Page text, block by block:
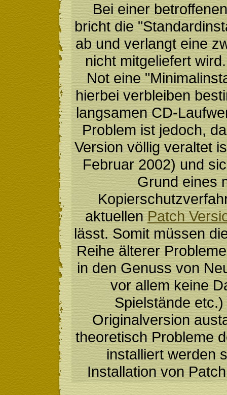
Bei einer
bricht die
ab und verlangt eine
nicht mitgeliefert
Not eine
hierbei verbleiben
langsamen CD-
Problem ist jedoch,
Version völlig veraltet
Februar 2002) und
Grund eines
aktuellenPatch
lässt. Somit müssen
Reihe älterer
in den Genuss von
vor allem keine
Spielstände
Originalversion
theoretisch Probleme
installiert werden
Installation von